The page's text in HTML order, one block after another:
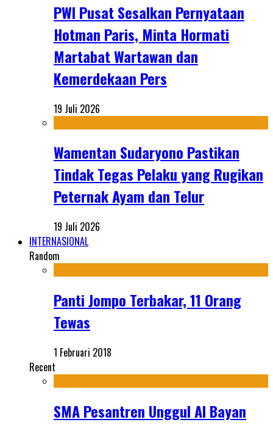
PWI Pusat Sesalkan Pernyataan
Hotman Paris, Minta Hormati
Martabat Wartawan dan
Kemerdekaan Pers
19 Juli 2026
Wamentan Sudaryono Pastikan
Tindak Tegas Pelaku yang Rugikan
Peternak Ayam dan Telur
19 Juli 2026
INTERNASIONAL
Random
Panti Jompo Terbakar, 11 Orang
Tewas
1 Februari 2018
Recent
SMA Pesantren Unggul Al Bayan